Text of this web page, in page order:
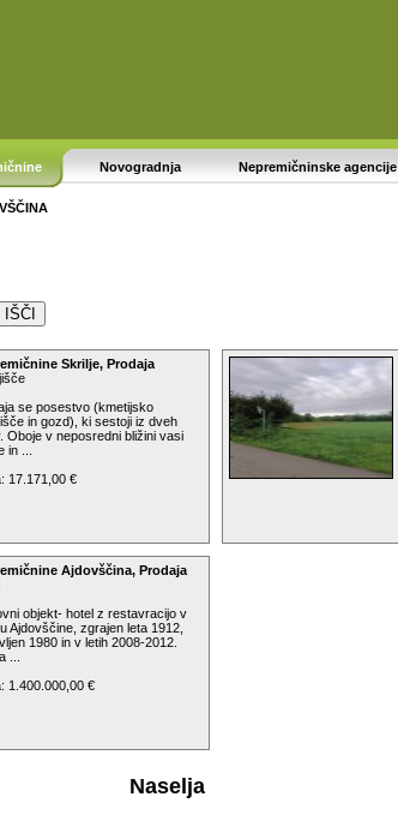
Novogradnja Nepremičninske agencije
Skrilje, Prodaja
se posestvo (kmetijsko
in gozd), ki sestoji iz dveh
Oboje v neposredni bližini vasi
in ...
17.171,00 €
Ajdovščina, Prodaja
objekt- hotel z restavracijo v
Ajdovščine, zgrajen leta 1912,
1980 in v letih 2008-2012.
...
1.400.000,00 €
Naselja